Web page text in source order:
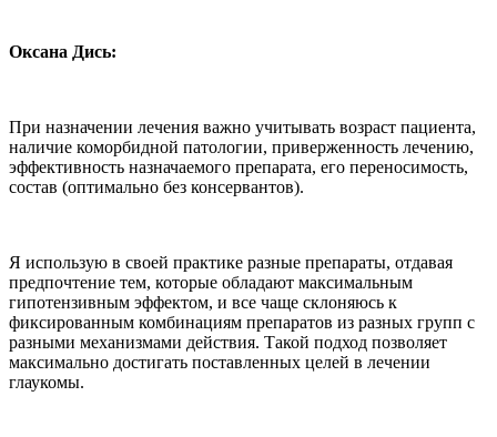
Оксана Дись:
При назначении лечения важно учитывать возраст пациента,
наличие коморбидной патологии, приверженность лечению,
эффективность назначаемого препарата, его переносимость,
состав (оптимально без консервантов).
Я использую в своей практике разные препараты, отдавая
предпочтение тем, которые обладают максимальным
гипотензивным эффектом, и все чаще склоняюсь к
фиксированным комбинациям препаратов из разных групп с
разными механизмами действия. Такой подход позволяет
максимально достигать поставленных целей в лечении
глаукомы.